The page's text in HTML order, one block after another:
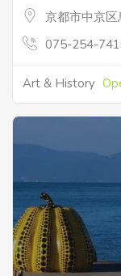
京都市中京
075-254-
Art & History